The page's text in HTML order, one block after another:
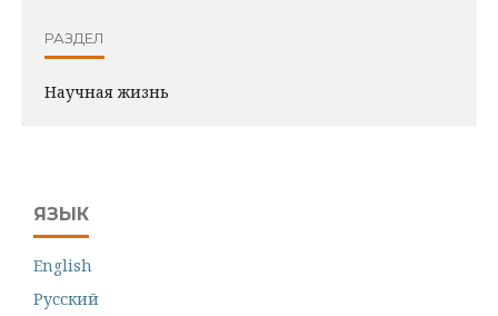
РАЗДЕЛ
Научная жизнь
ЯЗЫК
English
Русский